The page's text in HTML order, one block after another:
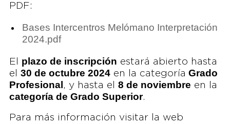
PDF:
Bases Intercentros Melómano Interpretación
2024.pdf
El plazo de inscripción estará abierto hasta
el 30 de octubre 2024en la categoría Grado
Profesional, y hasta el 8 de noviembre en la
categoría de Grado Superior.
Para más información visitar la web